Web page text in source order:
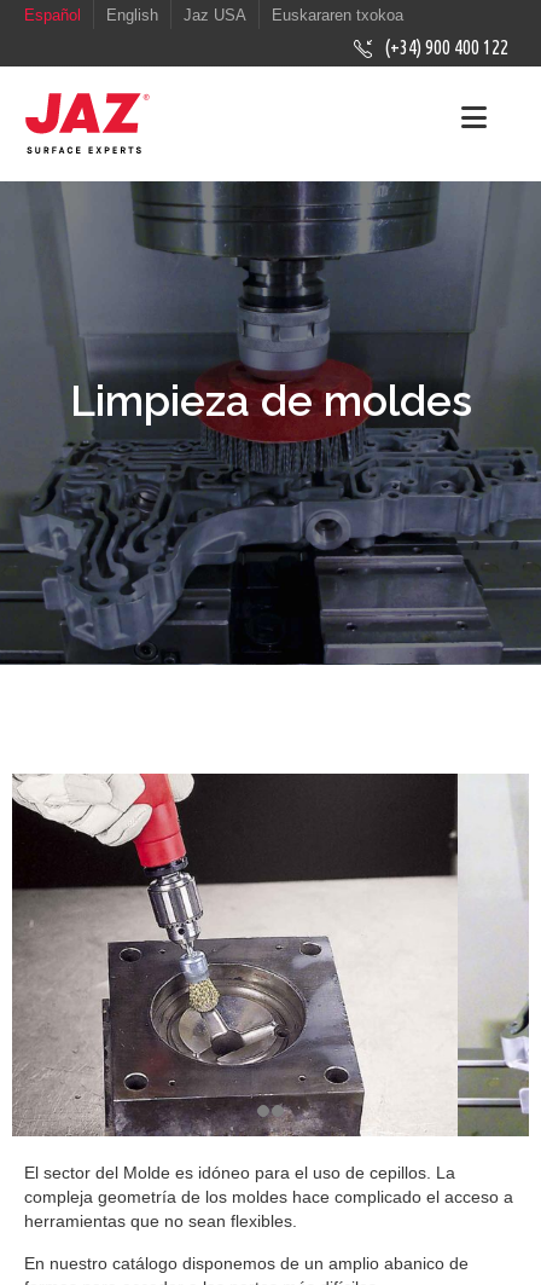
Español English Jaz USA Euskararen txokoa
(+34) 900 400 122
Limpieza de moldes
El sector del Molde es idóneo para el uso de cepillos. La
compleja geometría de los moldes hace complicado el acceso a
herramientas que no sean flexibles.
En nuestro catálogo disponemos de un amplio abanico de